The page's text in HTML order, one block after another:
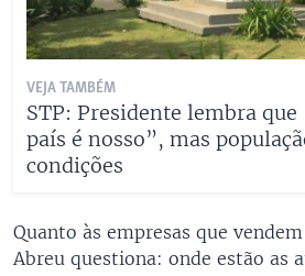
VEJA TAMBÉM
STP: Presidente lembra que
país é nosso”, mas
condições
Quanto às empresas que
Abreu questiona: onde estão as